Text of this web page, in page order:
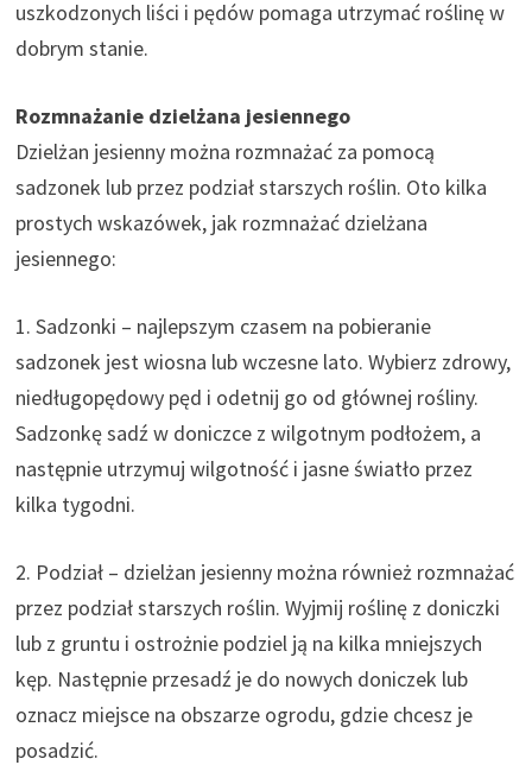
uszkodzonych liści i pędów pomaga utrzymać roślinę w
dobrym stanie.
Rozmnażanie dzielżana jesiennego
Dzielżan jesienny można rozmnażać za pomocą
sadzonek lub przez podział starszych roślin. Oto kilka
prostych wskazówek, jak rozmnażać dzielżana
jesiennego:
1. Sadzonki – najlepszym czasem na pobieranie
sadzonek jest wiosna lub wczesne lato. Wybierz zdrowy,
niedługopędowy pęd i odetnij go od głównej rośliny.
Sadzonkę sadź w doniczce z wilgotnym podłożem, a
następnie utrzymuj wilgotność i jasne światło przez
kilka tygodni.
2. Podział – dzielżan jesienny można również rozmnażać
przez podział starszych roślin. Wyjmij roślinę z doniczki
lub z gruntu i ostrożnie podziel ją na kilka mniejszych
kęp. Następnie przesadź je do nowych doniczek lub
oznacz miejsce na obszarze ogrodu, gdzie chcesz je
posadzić.